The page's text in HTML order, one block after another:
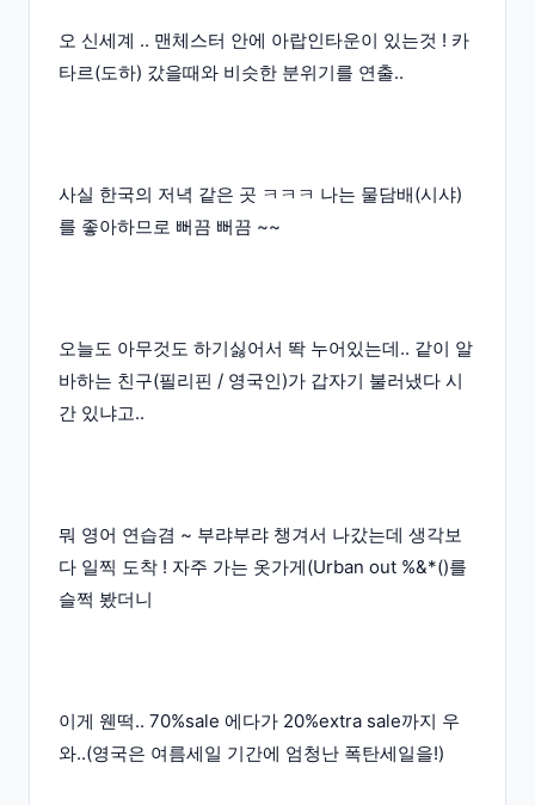
오 신세계 .. 맨체스터 안에 아랍인타운이 있는것 ! 카
타르(도하) 갔을때와 비슷한 분위기를 연출..
사실 한국의 저녁 같은 곳 ㅋㅋㅋ 나는 물담배(시샤)
를 좋아하므로 뻐끔 뻐끔 ~~
오늘도 아무것도 하기싫어서 똭 누어있는데.. 같이 알
바하는 친구(필리핀 / 영국인)가 갑자기 불러냈다 시
간 있냐고..
뭐 영어 연습겸 ~ 부랴부랴 챙겨서 나갔는데 생각보
다 일찍 도착 ! 자주 가는 옷가게(Urban out %&*()를
슬쩍 봤더니
이게 웬떡.. 70%sale 에다가 20%extra sale까지 우
와..(영국은 여름세일 기간에 엄청난 폭탄세일을!)